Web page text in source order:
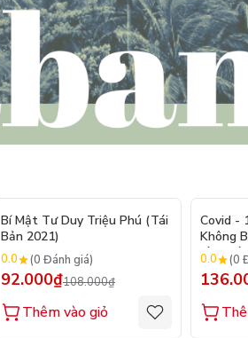
- 15%
Bí Mật Tư Duy Triệu Phú (Tái
Bản 2021)
0.0 (0 Đánh giá)
92.000₫108.000₫
Thêm vào giỏ
Covid -
Không
Làm
Đại
0.0 (0